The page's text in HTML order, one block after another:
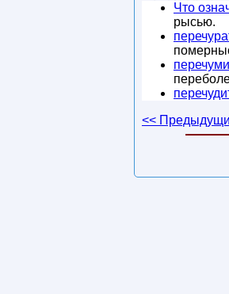
Что
рысью.
<<